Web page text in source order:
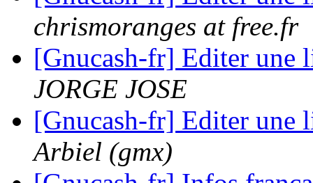
chrismoranges at free.fr
[Gnucash-fr] Editer une
JORGE JOSE
[Gnucash-fr] Editer une
Arbiel (gmx)